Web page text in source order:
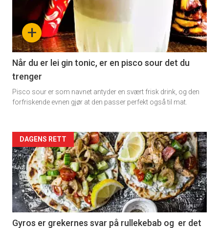
+
Når du er lei gin tonic, er en pisco sour det du
trenger
Pisco sour er som navnet antyder en svært frisk drink, og den
forfriskende evnen gjør at den passer perfekt også til mat.
Forsiden
akkurat
nå
-
2
DAGENS RETT
Gyros er grekernes svar på rullekebab og er det